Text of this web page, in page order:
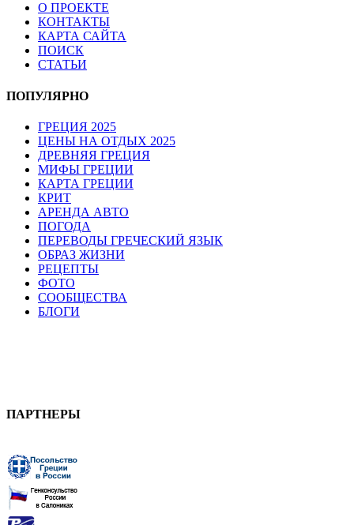
О ПРОЕКТЕ
КОНТАКТЫ
КАРТА САЙТА
ПОИСК
СТАТЬИ
ПОПУЛЯРНО
ГРЕЦИЯ 2025
ЦЕНЫ НА ОТДЫХ 2025
ДРЕВНЯЯ ГРЕЦИЯ
МИФЫ ГРЕЦИИ
КАРТА ГРЕЦИИ
КРИТ
АРЕНДА АВТО
ПОГОДА
ПЕРЕВОДЫ ГРЕЧЕСКИЙ ЯЗЫК
ОБРАЗ ЖИЗНИ
РЕЦЕПТЫ
ФОТО
СООБЩЕСТВА
БЛОГИ
ПАРТНЕРЫ